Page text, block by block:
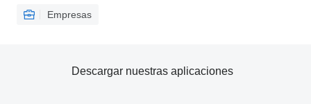
Empresas
Descargar nuestras aplicaciones